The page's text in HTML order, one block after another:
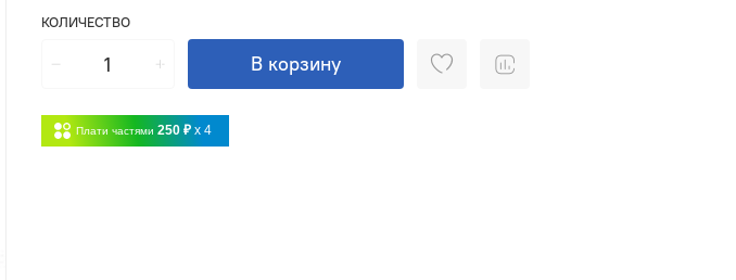
КОЛИЧЕСТВО
В корзину
Плати частями 250 ₽ x 4